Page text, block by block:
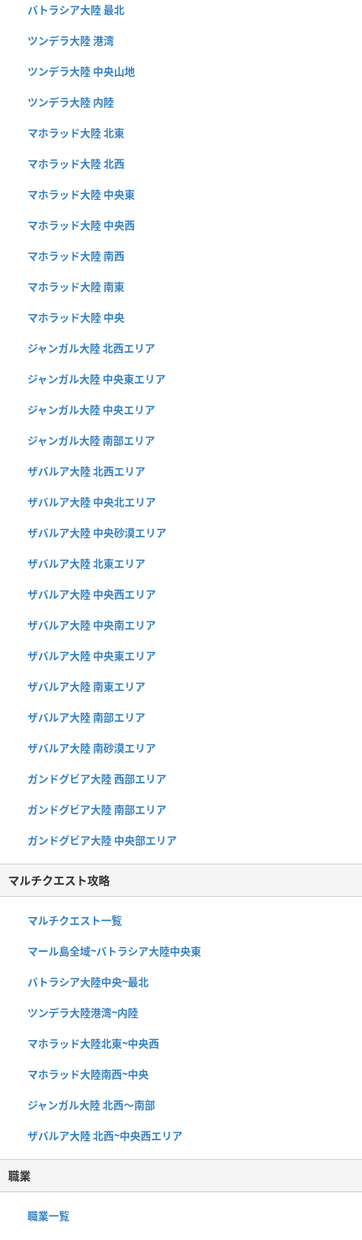
バトラシア大陸 最北
ツンデラ大陸 港湾
ツンデラ大陸 中央山地
ツンデラ大陸 内陸
マホラッド大陸 北東
マホラッド大陸 北西
マホラッド大陸 中央東
マホラッド大陸 中央西
マホラッド大陸 南西
マホラッド大陸 南東
マホラッド大陸 中央
ジャンガル大陸 北西エリア
ジャンガル大陸 中央東エリア
ジャンガル大陸 中央エリア
ジャンガル大陸 南部エリア
ザバルア大陸 北西エリア
ザバルア大陸 中央北エリア
ザバルア大陸 中央砂漠エリア
ザバルア大陸 北東エリア
ザバルア大陸 中央西エリア
ザバルア大陸 中央南エリア
ザバルア大陸 中央東エリア
ザバルア大陸 南東エリア
ザバルア大陸 南部エリア
ザバルア大陸 南砂漠エリア
ガンドグビア大陸 西部エリア
ガンドグビア大陸 南部エリア
ガンドグビア大陸 中央部エリア
マルチクエスト攻略
マルチクエスト一覧
マール島全域~バトラシア大陸中央東
バトラシア大陸中央~最北
ツンデラ大陸港湾~内陸
マホラッド大陸北東~中央西
マホラッド大陸南西~中央
ジャンガル大陸 北西〜南部
ザバルア大陸 北西~中央西エリア
職業
職業一覧